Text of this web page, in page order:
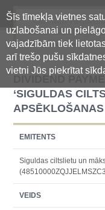
Šīs tīmekļa vietnes
uzlabošanai un
vajadzībām tiek
arī trešo pušu
vietni Jūs piekrītat
Oficiālā
centralizētā
DIVIDEND
‘SIGULDAS
APSĒKLOŠANAS
EMITENTS
Siguldas ciltslietu un
VEIDS